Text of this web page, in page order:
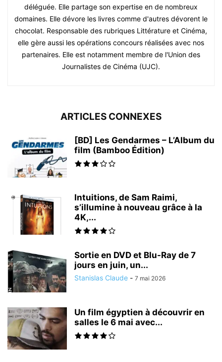
déléguée. Elle partage son expertise en de nombreux
domaines. Elle dévore les livres comme d'autres dévorent le
chocolat. Responsable des rubriques Littérature et Cinéma,
elle gère aussi les opérations concours réalisées avec nos
partenaires. Elle est notamment membre de l'Union des
Journalistes de Cinéma (UJC).
ARTICLES CONNEXES
[BD] Les Gendarmes – L’Album du
film (Bamboo Édition)
Intuitions, de Sam Raimi,
s’illumine à nouveau grâce à la
4K,...
Sortie en DVD et Blu-Ray de 7
jours en juin, un...
Stanislas Claude - 7 mai 2026
Un film égyptien à découvrir en
salles le 6 mai avec...